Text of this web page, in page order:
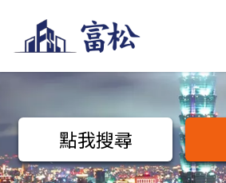
點我搜尋